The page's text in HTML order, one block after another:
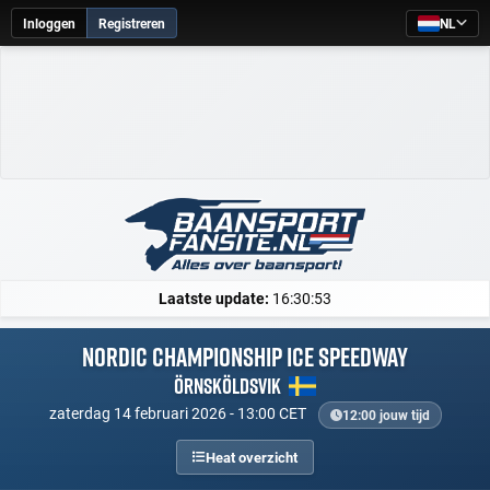
Inloggen Registreren NL
Laatste update: 16:30:53
Nordic Championship Ice Speedway
Örnsköldsvik
zaterdag 14 februari 2026 - 13:00 CET 12:00 jouw tijd
Heat overzicht